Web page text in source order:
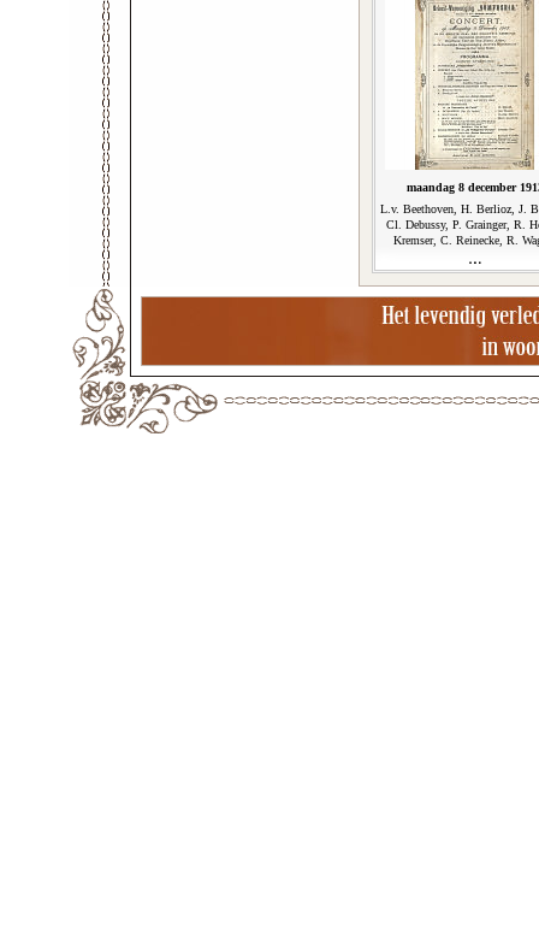
maandag 8 december
L.v. Beethoven, H. Berlioz, J.
Cl. Debussy, P. Grainger, R.
Kremser, C. Reinecke, R.